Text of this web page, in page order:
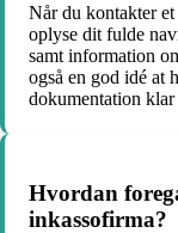
Når du kontakter
oplyse dit fulde
samt information
også en god idé at
dokumentation
Hvordan
inkassofirma?